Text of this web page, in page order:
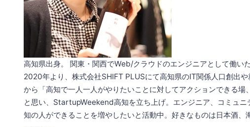
高知県出身。 関東・関西でWeb/クラウドのエンジニアとして働い
2020年より、株式会社SHIFT PLUSにて高知県のIT関係人口創出
から「高知で一人一人がやりたいことに対してアクションできる場
と思い、StartupWeekend高知を立ち上げ。エンジニア、コミュニ
知の人ができることを増やしたいと活動中。好きなものは日本酒、